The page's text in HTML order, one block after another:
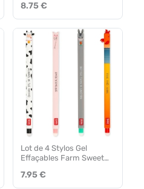
8.75 €
Lot de 4 Stylos Gel
Effaçables Farm Sweet
7.95 €